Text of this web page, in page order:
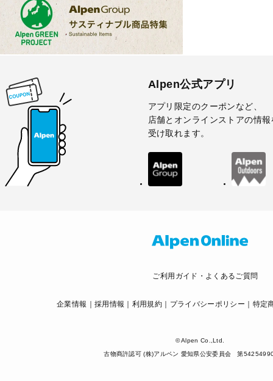
Alpen公式アプリ
アプリ限定のクーポンなど、
店舗とオンラインストアの情報
受け取れます。
ご利用ガイド・よくあるご質問
企業情報 採用情報 利用規約 プライバシーポリシー 特定
© Alpen Co.,Ltd.
古物商許認可 (株)アルペン 愛知県公安委員会 第